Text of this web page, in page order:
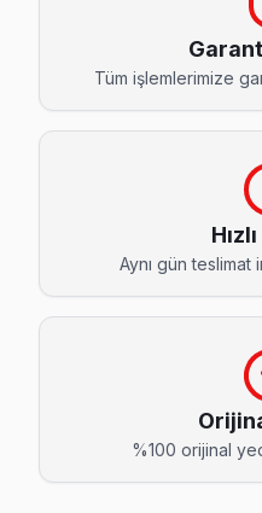
Bahçelievler mahallesi
Pendik Hisense Servis
Ballıca Hisense
Ballıca Hisense
Batı Hisense Servis
Pendik'da Batı
Çamçeşme Hisense
Hisense TV
Pendik TV Servis
Çamlık Hisense
Tüm işlemlerimize
Aynı gün teslimat
%100 orijinal